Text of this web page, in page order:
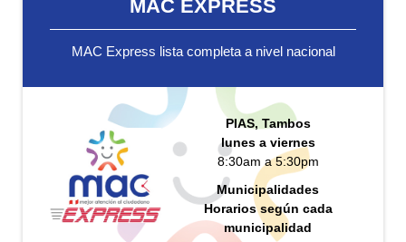
MAC EXPRESS
MAC Express lista completa a nivel nacional
PIAS, Tambos
lunes a viernes
8:30am a 5:30pm
Municipalidades
Horarios según cada
municipalidad